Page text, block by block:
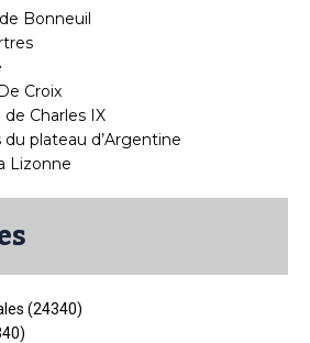
Bonneuil
Croix
Charles IX
plateau d’Argentine
Lizonne
(24340)